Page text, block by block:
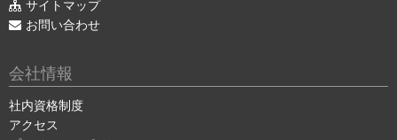
サイトマップ
お問い合わせ
会社情報
社内資格制度
アクセス